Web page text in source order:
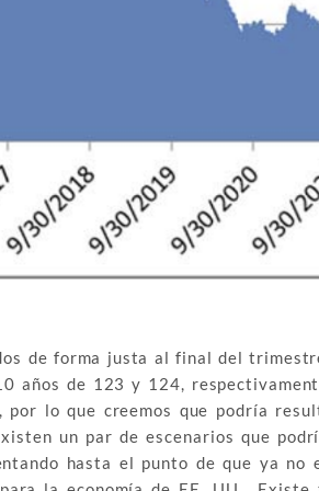
de forma justa al final del
años de 123 y 124,
por lo que creemos que podría
un par de escenarios que
hasta el punto de que ya